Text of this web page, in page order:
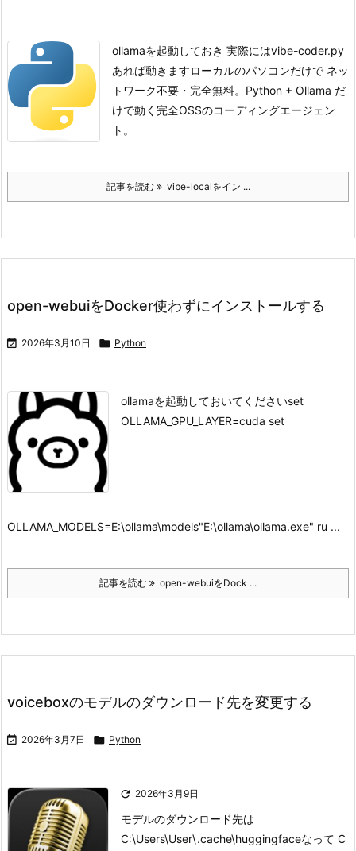
ollamaを起動しておき 実際にはvibe-coder.py
あれば動きますローカルのパソコンだけで ネッ
トワーク不要・完全無料。Python + Ollama だ
けで動く完全OSSのコーディングエージェン
ト。
記事を読む vibe-localをイン ...
open-webuiをDocker使わずにインストールする
 2026年3月10日  Python
ollamaを起動しておいてくださいset
OLLAMA_GPU_LAYER=cuda set
OLLAMA_MODELS=E:\ollama\models"E:\ollama\ollama.exe" ru ...
記事を読む open-webuiをDock ...
voiceboxのモデルのダウンロード先を変更する
 2026年3月7日  Python
 2026年3月9日
モデルのダウンロード先は
C:\Users\User\.cache\huggingfaceなって C